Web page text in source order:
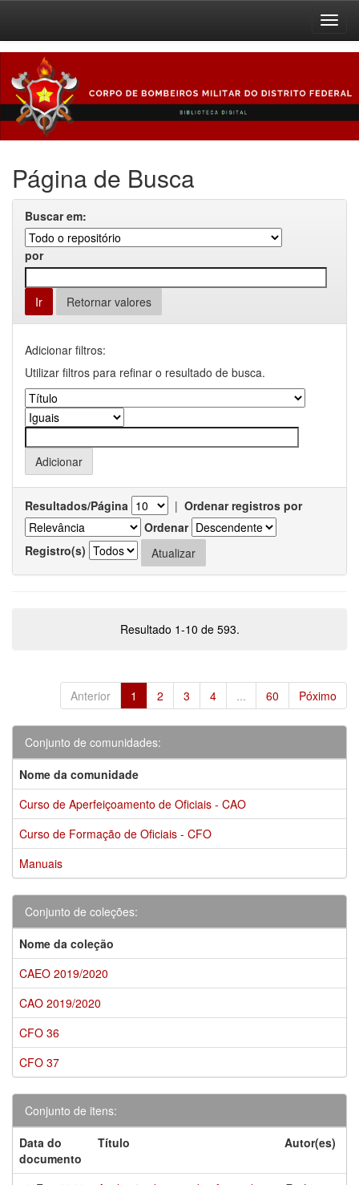
navigation
Página de Busca
Buscar em:
por
Retornar valores
Adicionar filtros:
Utilizar filtros para refinar o resultado de busca.
Resultados/Página | Ordenar registros por
Ordenar
Registro(s)
Resultado 1-10 de 593.
Anterior 1 2 3 4 ... 60 Póximo
Conjunto de comunidades:
Nome da comunidade
Curso de Aperfeiçoamento de Oficiais - CAO
Curso de Formação de Oficiais - CFO
Manuais
Conjunto de coleções:
Nome da coleção
CAEO 2019/2020
CAO 2019/2020
CFO 36
CFO 37
Conjunto de itens:
Data do
documento
Título Autor(es)